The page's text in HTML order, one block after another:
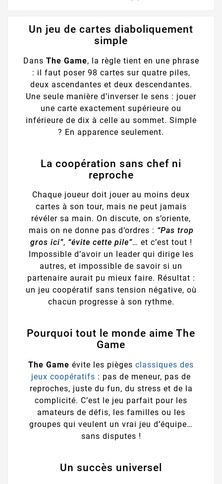
Un jeu de cartes diaboliquement
simple
Dans The Game, la règle tient en une phrase
: il faut poser 98 cartes sur quatre piles,
deux ascendantes et deux descendantes.
Une seule manière d’inverser le sens : jouer
une carte exactement supérieure ou
inférieure de dix à celle au sommet. Simple
? En apparence seulement.
La coopération sans chef ni
reproche
Chaque joueur doit jouer au moins deux
cartes à son tour, mais ne peut jamais
révéler sa main. On discute, on s’oriente,
mais on ne donne pas d’ordres : “Pas trop
gros ici”, “évite cette pile”… et c’est tout !
Impossible d’avoir un leader qui dirige les
autres, et impossible de savoir si un
partenaire aurait pu mieux faire. Résultat :
un jeu coopératif sans tension négative, où
chacun progresse à son rythme.
Pourquoi tout le monde aime The
Game
The Game évite les pièges classiques des
jeux coopératifs : pas de meneur, pas de
reproches, juste du fun, du stress et de la
complicité. C’est le jeu parfait pour les
amateurs de défis, les familles ou les
groupes qui veulent un vrai jeu d’équipe…
sans disputes !
Un succès universel